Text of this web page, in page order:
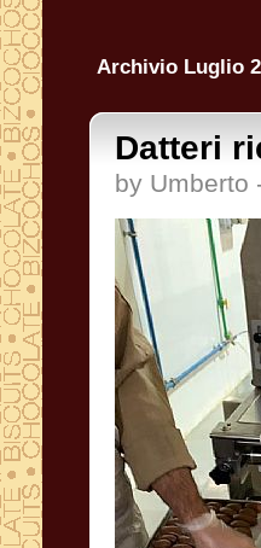
Archivio Luglio
Datteri
by Umberto